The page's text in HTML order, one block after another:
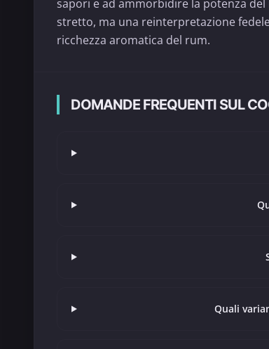
sapori e ad ammorbidire la potenza
stretto, ma una reinterpretazione
ricchezza aromatica del rum.
DOMANDE FREQUENTI SUL
Quali